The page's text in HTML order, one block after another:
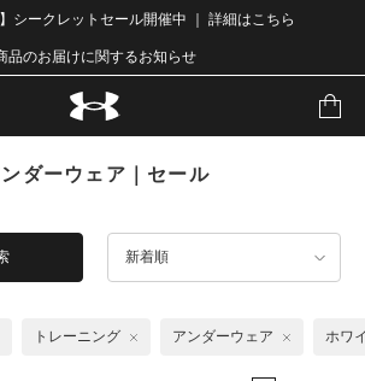
シークレットセール開催中 ｜ 詳細はこちら
品のお届けに関するお知らせ
ダーウェア｜セール
新着順
トレーニング アンダーウェア ホワ